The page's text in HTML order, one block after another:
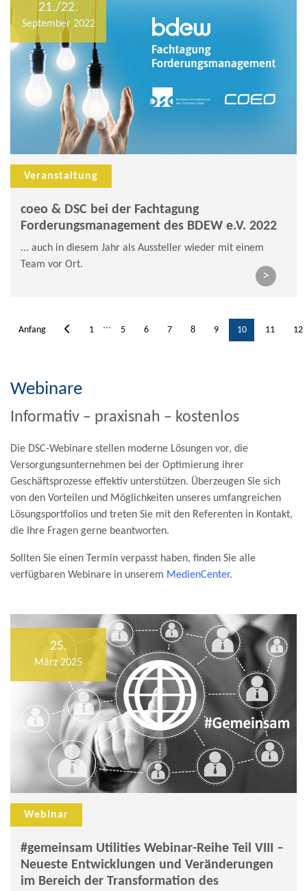
21./22.
September 2022
Veranstaltung
coeo & DSC bei der Fachtagung
Forderungsmanagement des BDEW e.V. 2022
... auch in diesem Jahr als Aussteller wieder mit einem
Team vor Ort.
>
Anfang 1 ... 5 6 7 8 9 10 11 12
Webinare
Informativ – praxisnah – kostenlos
Die DSC-Webinare stellen moderne Lösungen vor, die
Versorgungsunternehmen bei der Optimierung ihrer
Geschäftsprozesse effektiv unterstützen. Überzeugen Sie sich
von den Vorteilen und Möglichkeiten unseres umfangreichen
Lösungsportfolios und treten Sie mit den Referenten in Kontakt,
die Ihre Fragen gerne beantworten.
Sollten Sie einen Termin verpasst haben, finden Sie alle
verfügbaren Webinare in unserem MedienCenter.
25.
März 2025
Webinar
#gemeinsam Utilities Webinar-Reihe Teil VIII –
Neueste Entwicklungen und Veränderungen
im Bereich der Transformation des